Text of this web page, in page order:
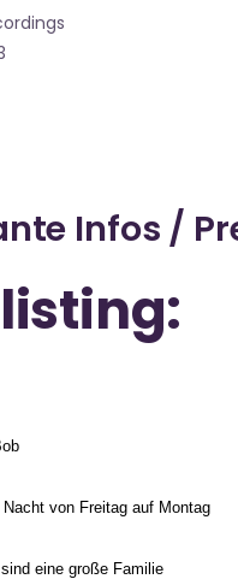
Infos /
von Freitag auf Montag
eine große Familie